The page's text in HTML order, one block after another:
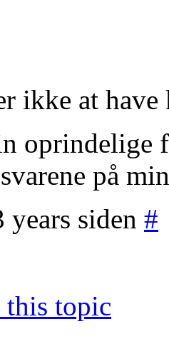
ikke at have
oprindelige
på
years siden #
this topic